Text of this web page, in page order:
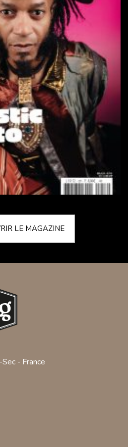
LE MAGAZINE
- France